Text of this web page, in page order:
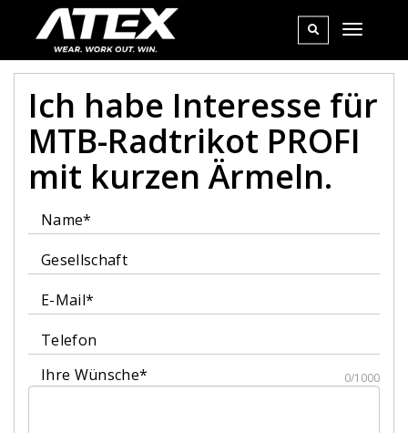
Ich habe Interesse für
MTB-Radtrikot PROFI
mit kurzen Ärmeln.
Name*
Gesellschaft
E-Mail*
Telefon
Ihre Wünsche*
0/1000